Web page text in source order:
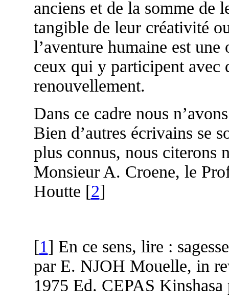
anciens et de la somme de
tangible de leur créativité
l’aventure humaine est
ceux qui y participent avec
renouvellement.
Dans ce cadre nous
Bien d’autres écrivains se
plus connus, nous citerons
Monsieur A. Croene, le
Houtte [2]
[1] En ce sens, lire :
par E. NJOH Mouelle, in
1975 Ed. CEPAS Kinshasa